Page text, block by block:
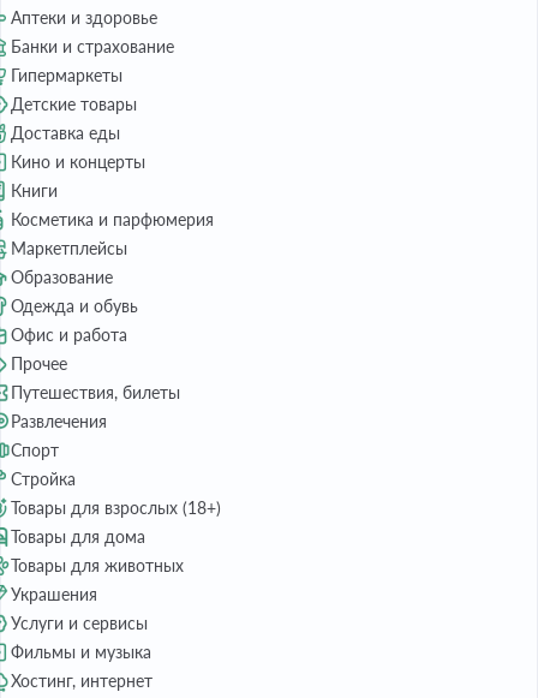
Аптеки и здоровье
Банки и страхование
Гипермаркеты
Детские товары
Доставка еды
Кино и концерты
Книги
Косметика и парфюмерия
Маркетплейсы
Образование
Одежда и обувь
Офис и работа
Прочее
Путешествия, билеты
Развлечения
Спорт
Стройка
Товары для взрослых (18+)
Товары для дома
Товары для животных
Украшения
Услуги и сервисы
Фильмы и музыка
Хостинг, интернет